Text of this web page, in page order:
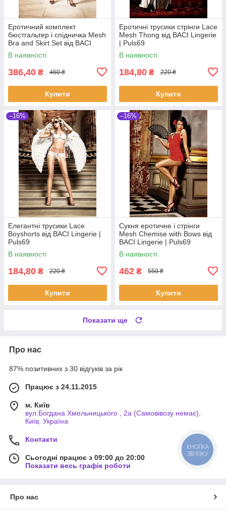
Еротичний комплект
бюстгальтер і спідничка Mesh
Bra and Skirt Set від BACI
Lingerie | Puls69
В наявності
386,40 ₴ 460 ₴
Купити
Еротичні трусики стрінги Lace
Mesh Thong від BACI Lingerie
| Puls69
В наявності
184,80 ₴ 220 ₴
Купити
–16%
Елегантні трусики Lace
Boyshorts від BACI Lingerie |
Puls69
В наявності
184,80 ₴ 220 ₴
Купити
–16%
Сукня еротичне і стрінги
Mesh Chemise with Bows від
BACI Lingerie | Puls69
В наявності
462 ₴ 550 ₴
Купити
Показати ще
Про нас
87% позитивних з 30 відгуків за рік
Працює з 24.11.2015
м. Київ
вул.Богдана Хмельницького , 2а (Самовівозу немає),
Київ, Україна
Контакти
Сьогодні працює з 09:00 до 20:00
Показати весь графік роботи
Про нас
КНОПКА
ЗВ'ЯЗКУ